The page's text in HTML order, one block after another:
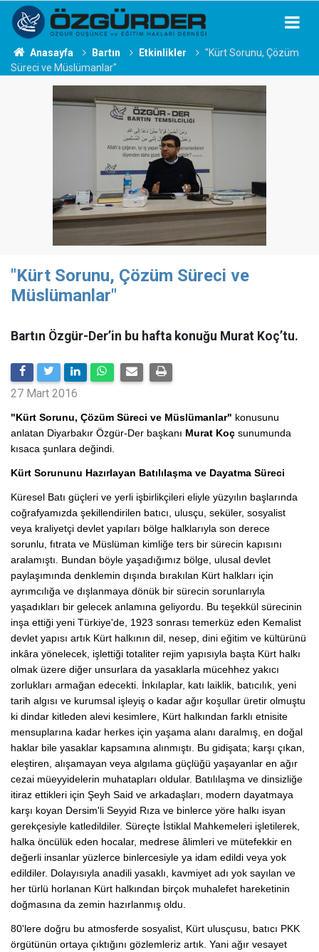
Anasayfa Bartın Etkinlikler
"Kürt Sorunu, Çözüm
Süreci ve Müslümanlar"
"Kürt Sorunu, Çözüm Süreci ve
Müslümanlar"
Bartın Özgür-Der’in bu hafta konuğu Murat Koç’tu.
27 Mart 2016
"Kürt Sorunu, Çözüm Süreci ve Müslümanlar" konusunu
anlatan Diyarbakır Özgür-Der başkanı Murat Koç sunumunda
kısaca şunlara değindi.
Kürt Sorununu Hazırlayan Batılılaşma ve Dayatma Süreci
Küresel Batı güçleri ve yerli işbirlikçileri eliyle yüzyılın başlarında
coğrafyamızda şekillendirilen batıcı, ulusçu, seküler, sosyalist
veya kraliyetçi devlet yapıları bölge halklarıyla son derece
sorunlu, fıtrata ve Müslüman kimliğe ters bir sürecin kapısını
aralamıştı. Bundan böyle yaşadığımız bölge, ulusal devlet
paylaşımında denklemin dışında bırakılan Kürt halkları için
ayrımcılığa ve dışlanmaya dönük bir sürecin sorunlarıyla
yaşadıkları bir gelecek anlamına geliyordu. Bu teşekkül sürecinin
inşa ettiği yeni Türkiye'de, 1923 sonrası temerküz eden Kemalist
devlet yapısı artık Kürt halkının dil, nesep, dini eğitim ve kültürünü
inkâra yönelecek, işlettiği totaliter rejim yapısıyla başta Kürt halkı
olmak üzere diğer unsurlara da yasaklarla mücehhez yakıcı
zorlukları armağan edecekti. İnkılaplar, katı laiklik, batıcılık, yeni
tarih algısı ve kurumsal işleyiş o kadar ağır koşullar üretir olmuştu
ki dindar kitleden alevi kesimlere, Kürt halkından farklı etnisite
mensuplarına kadar herkes için yaşama alanı daralmış, en doğal
haklar bile yasaklar kapsamına alınmıştı. Bu gidişata; karşı çıkan,
eleştiren, alışamayan veya algılama güçlüğü yaşayanlar en ağır
cezai müeyyidelerin muhatapları oldular. Batılılaşma ve dinsizliğe
itiraz ettikleri için Şeyh Said ve arkadaşları, modern dayatmaya
karşı koyan Dersim'li Seyyid Rıza ve binlerce yöre halkı isyan
gerekçesiyle katledildiler. Süreçte İstiklal Mahkemeleri işletilerek,
halka öncülük eden hocalar, medrese âlimleri ve mütefekkir en
değerli insanlar yüzlerce binlercesiyle ya idam edildi veya yok
edildiler. Dolayısıyla anadili yasaklı, kavmiyet adı yok sayılan ve
her türlü horlanan Kürt halkından birçok muhalefet hareketinin
doğmasına da zemin hazırlanmış oldu.
80'lere doğru bu atmosferde sosyalist, Kürt ulusçusu, batıcı PKK
örgütünün ortaya çıktığını gözlemleriz artık. Yani ağır vesayet